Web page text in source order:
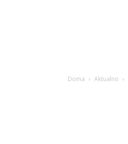
Doma Aktualno